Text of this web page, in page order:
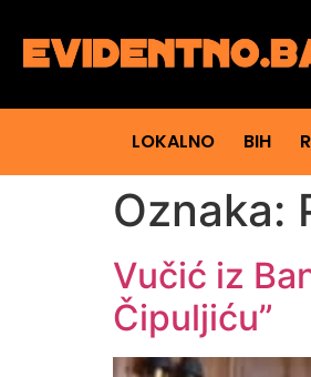
LOKALNO BIH
Oznaka:
Vučić iz
Čipuljiću”